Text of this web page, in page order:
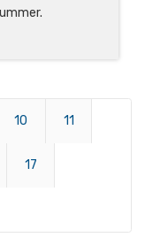
10 11
17